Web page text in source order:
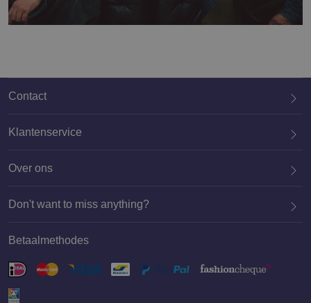
Contact
020 659 3444
Klantenservice
Over ons
Don't want to miss anything?
Betaalmethodes